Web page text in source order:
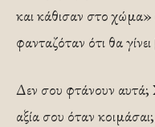
και κάθισαν στο χώμα»
φανταζόταν ότι θα
Δεν σου φτάνουν αυτά;
αξία σου όταν κοιμάσαι;